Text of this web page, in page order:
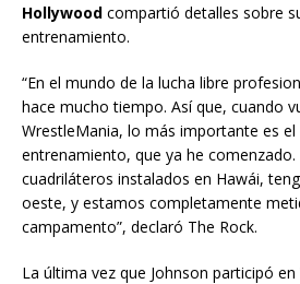
Hollywood compartió detalles sobre
entrenamiento.
“En el mundo de la lucha libre
hace mucho tiempo. Así que, cuando
WrestleMania, lo más importante es el
entrenamiento, que ya he
cuadriláteros instalados en Hawái,
oeste, y estamos completamente
campamento”, declaró The Rock.
La última vez que Johnson participó en